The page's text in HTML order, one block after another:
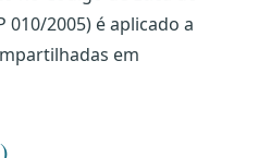
010/2005) é aplicado a
em